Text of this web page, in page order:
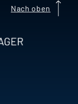
Nach oben